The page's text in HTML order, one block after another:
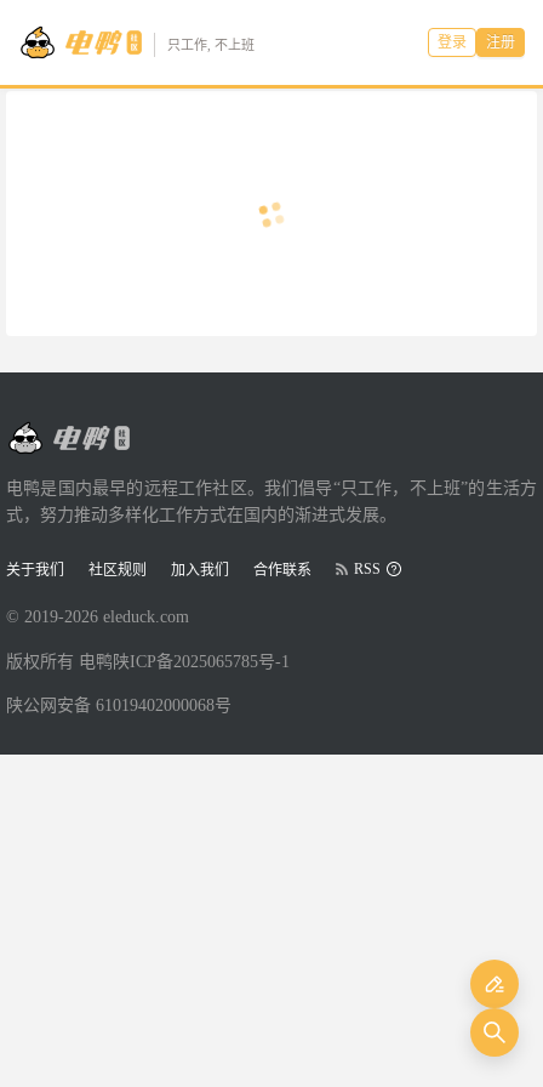
只工作, 不上班 登录 注册
电鸭是国内最早的远程工作社区。我们倡导“只工作，不上班”的生活方
式，努力推动多样化工作方式在国内的渐进式发展。
关于我们 社区规则 加入我们 合作联系 RSS
© 2019-2026 eleduck.com
版权所有 电鸭 陕ICP备2025065785号-1
陕公网安备 61019402000068号